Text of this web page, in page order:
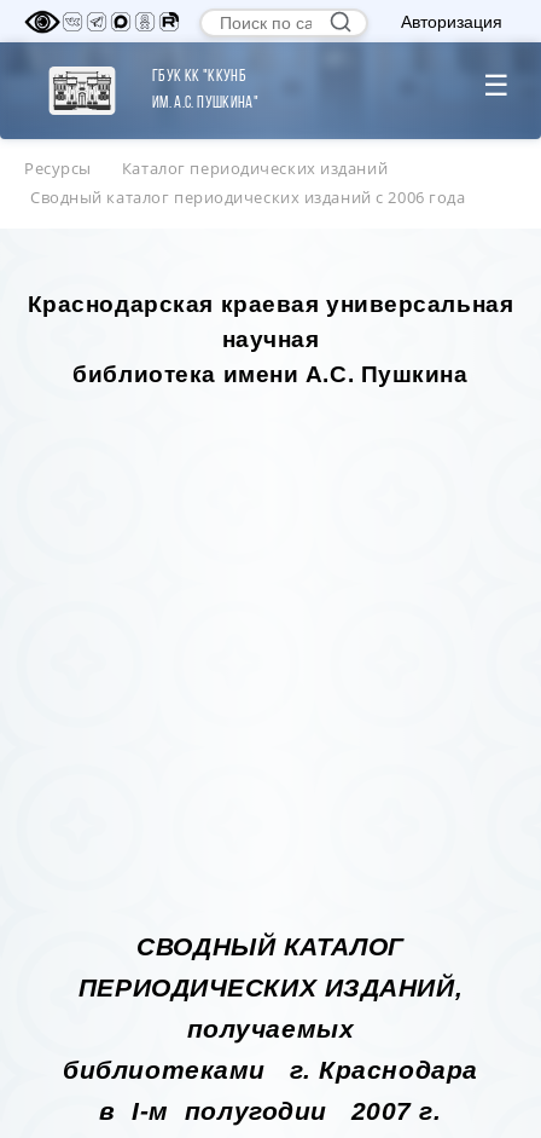
Авторизация
ГБУК КК "ККУНБ
им. А.С. Пушкина"
☰
Ресурсы
Каталог периодических изданий
Сводный каталог периодических изданий с 2006 года
Краснодарская краевая универсальная
научная
библиотека имени А.С. Пушкина
СВОДНЫЙ КАТАЛОГ
ПЕРИОДИЧЕСКИХ ИЗДАНИЙ,
получаемых
библиотеками г. Краснодара
вI-м полугодии 2007 г.